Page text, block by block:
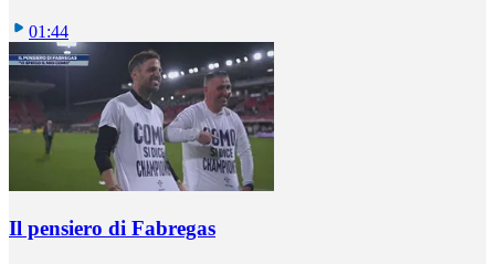
01:44
Il pensiero di Fabregas